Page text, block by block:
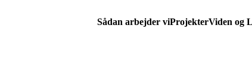
Sådan arbejder viProjekterViden og